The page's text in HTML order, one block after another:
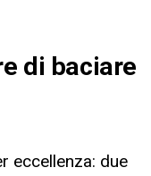
di baciare
eccellenza: due